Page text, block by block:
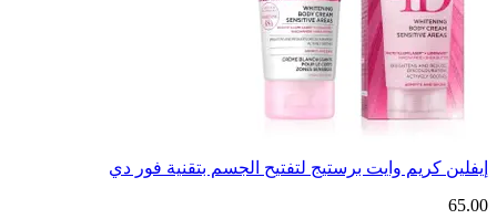
إيفلين كريم وايت برستيج لتفتيح الجسم بتقنية فور دي
65.00